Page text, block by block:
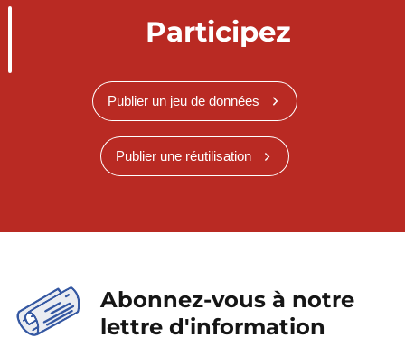
Participez
Publier un jeu de données
Publier une réutilisation
Abonnez-vous à notre
lettre d'information